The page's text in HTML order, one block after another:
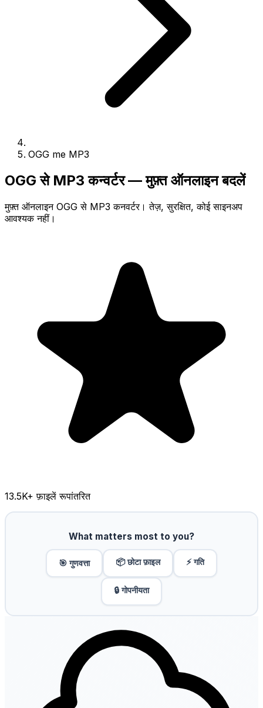
OGG me MP3
OGG से MP3 कन्वर्टर — मुफ़्त ऑनलाइन बदलें
मुफ़्त ऑनलाइन OGG से MP3 कनवर्टर। तेज़, सुरक्षित, कोई साइनअप
आवश्यक नहीं।
13.5K+ फ़ाइलें रूपांतरित
What matters most to you?
🎯 गुणवत्ता 📦 छोटा फ़ाइल ⚡ गति
🔒 गोपनीयता